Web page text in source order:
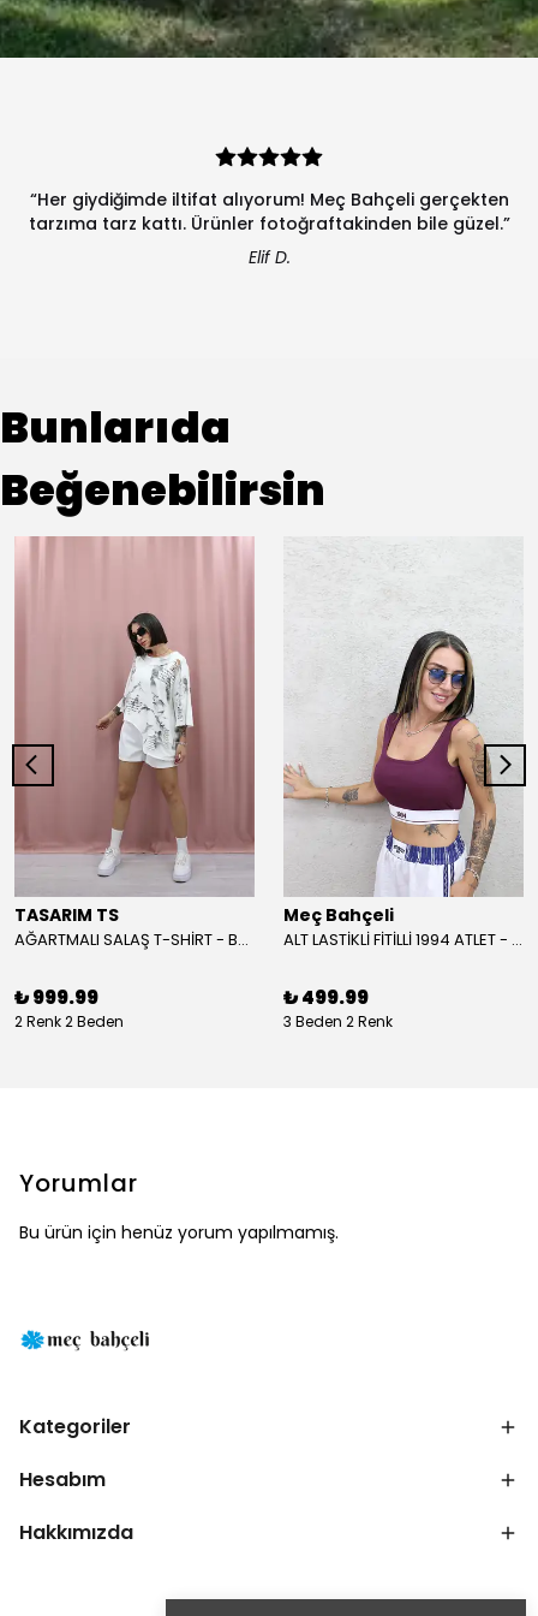
“Her giydiğimde iltifat alıyorum! Meç Bahçeli gerçekten
tarzıma tarz kattı. Ürünler fotoğraftakinden bile güzel.”
Elif D.
Bunlarıda
Beğenebilirsin
TASARIM TS
AĞARTMALI SALAŞ T-SHİRT - BEYAZ
₺ 999.99
2 Renk 2 Beden
Meç Bahçeli
ALT LASTİKLİ FİTİLLİ 1994 ATLET - BORDO
₺ 499.99
3 Beden 2 Renk
Yorumlar
Bu ürün için henüz yorum yapılmamış.
Kategoriler
Hesabım
Hakkımızda